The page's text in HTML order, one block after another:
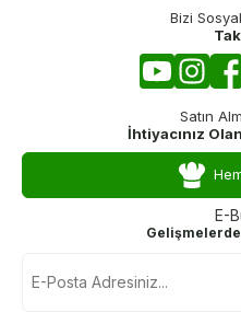
Bizi
Satın
İhtiyacınız
E-